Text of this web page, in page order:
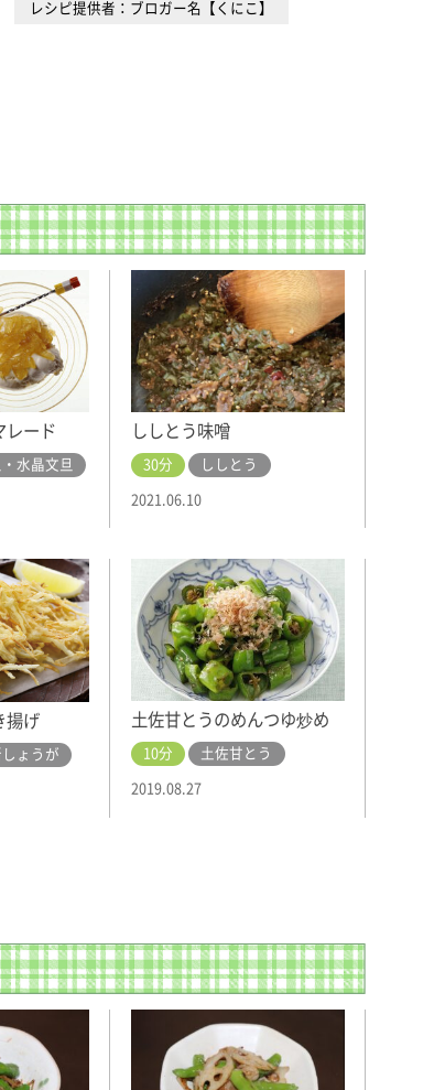
レシピ提供者：ブロガー名【くにこ】
レード
水晶文旦
ししとう味噌
30分 ししとう
2021.06.10
揚げ
ょうが
土佐甘とうのめんつゆ炒め
10分 土佐甘とう
2019.08.27